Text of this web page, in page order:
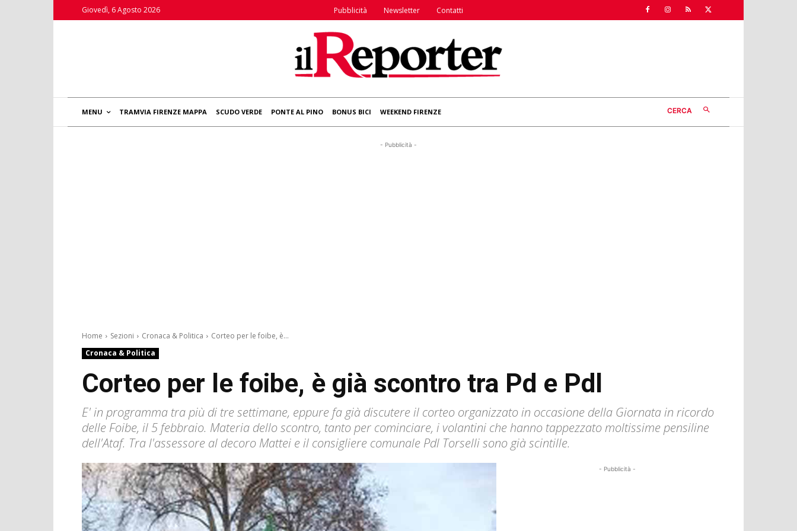
Giovedì, 6 Agosto 2026 Pubblicità Newsletter Contatti
MENU TRAMVIA FIRENZE MAPPA SCUDO VERDE PONTE AL PINO BONUS BICI WEEKEND FIRENZE CERCA
- Pubblicità -
Home Sezioni Cronaca & Politica
Corteo per le foibe, è...
Cronaca & Politica
Corteo per le foibe, è già scontro tra Pd e Pdl
E' in programma tra più di tre settimane, eppure fa già discutere il corteo organizzato in occasione della Giornata in ricordo
delle Foibe, il 5 febbraio. Materia dello scontro, tanto per cominciare, i volantini che hanno tappezzato moltissime pensiline
dell'Ataf. Tra l'assessore al decoro Mattei e il consigliere comunale Pdl Torselli sono già scintille.
- Pubblicità -